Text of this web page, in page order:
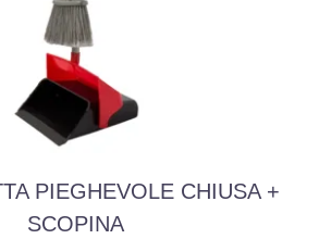
PIEGHEVOLE CHIUSA +
SCOPINA